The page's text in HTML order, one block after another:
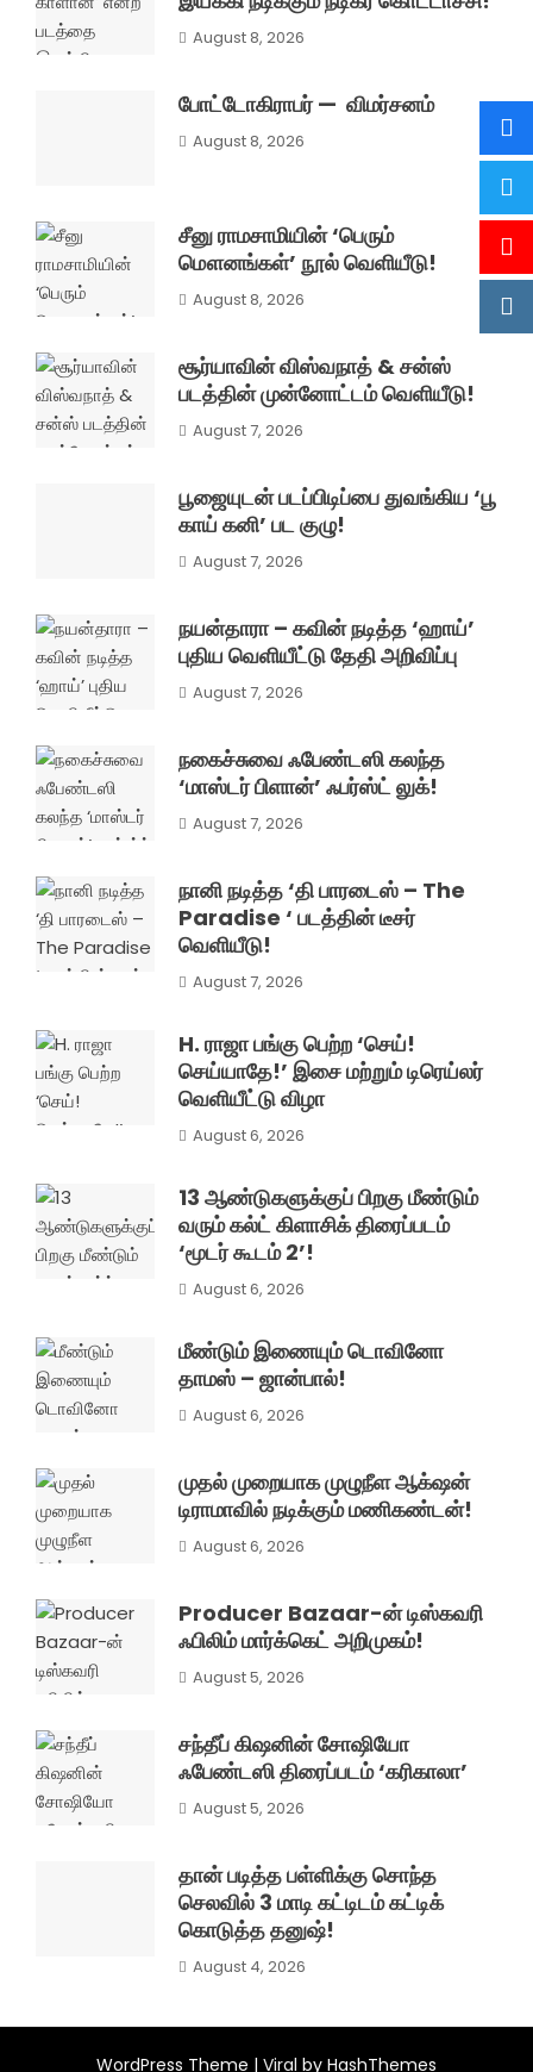
August 8, 2026
போட்டோகிராபர் — விமர்சனம்
August 8, 2026
சீனு ராமசாமியின் ‘பெரும்
மௌனங்கள்’ நூல் வெளியீடு!
August 8, 2026
சூர்யாவின் விஸ்வநாத் & சன்ஸ்
படத்தின் முன்னோட்டம் வெளியீடு!
August 7, 2026
பூஜையுடன் படப்பிடிப்பை துவங்கிய ‘பூ
காய் கனி’ பட குழு!
August 7, 2026
நயன்தாரா – கவின் நடித்த ‘ஹாய்’
புதிய வெளியீட்டு தேதி அறிவிப்பு
August 7, 2026
நகைச்சுவை ஃபேண்டஸி கலந்த
‘மாஸ்டர் பிளான்’ ஃபர்ஸ்ட் லுக்!
August 7, 2026
நானி நடித்த ‘தி பாரடைஸ் – The
Paradise ‘ படத்தின் டீசர்
வெளியீடு!
August 7, 2026
H. ராஜா பங்கு பெற்ற ‘செய்!
செய்யாதே!’ இசை மற்றும் டிரெய்லர்
வெளியீட்டு விழா
August 6, 2026
13 ஆண்டுகளுக்குப் பிறகு மீண்டும்
வரும் கல்ட் கிளாசிக் திரைப்படம்
‘மூடர் கூடம் 2’!
August 6, 2026
மீண்டும் இணையும் டொவினோ
தாமஸ் – ஜான்பால்!
August 6, 2026
முதல் முறையாக முழுநீள ஆக்‌ஷன்
டிராமாவில் நடிக்கும் மணிகண்டன்!
August 6, 2026
Producer Bazaar-ன் டிஸ்கவரி
ஃபிலிம் மார்க்கெட் அறிமுகம்!
August 5, 2026
சந்தீப் கிஷனின் சோஷியோ
ஃபேண்டஸி திரைப்படம் ‘கரிகாலா’
August 5, 2026
தான் படித்த பள்ளிக்கு சொந்த
செலவில் 3 மாடி கட்டிடம் கட்டிக்
கொடுத்த தனுஷ்!
August 4, 2026
WordPress Theme | Viral by HashThemes